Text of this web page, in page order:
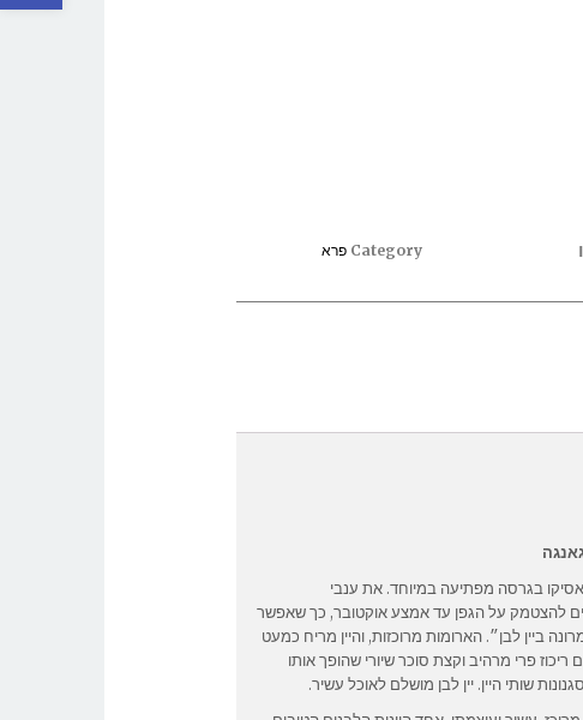
Category פרא
בגרסה מפתיעה במיוחד. את ענבי
להצטמק על הגפן עד אמצע אוקטובר, כך שאפשר
ביין לבן״. הארומות מרוכזות, והיין מריח כמעט
ריכוז פרי מרהיב וקצת סוכר שיורי שהופך אותו
שותי היין. יין לבן מושלם לאוכל עשיר.